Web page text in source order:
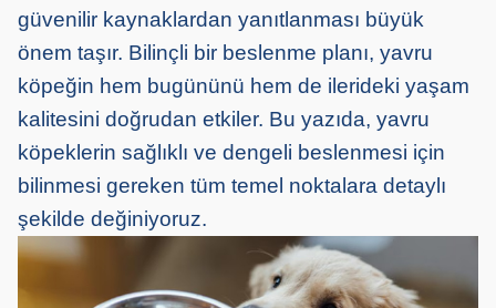
güvenilir kaynaklardan yanıtlanması büyük
önem taşır. Bilinçli bir beslenme planı, yavru
köpeğin hem bugününü hem de ilerideki yaşam
kalitesini doğrudan etkiler. Bu yazıda, yavru
köpeklerin sağlıklı ve dengeli beslenmesi için
bilinmesi gereken tüm temel noktalara detaylı
şekilde değiniyoruz.